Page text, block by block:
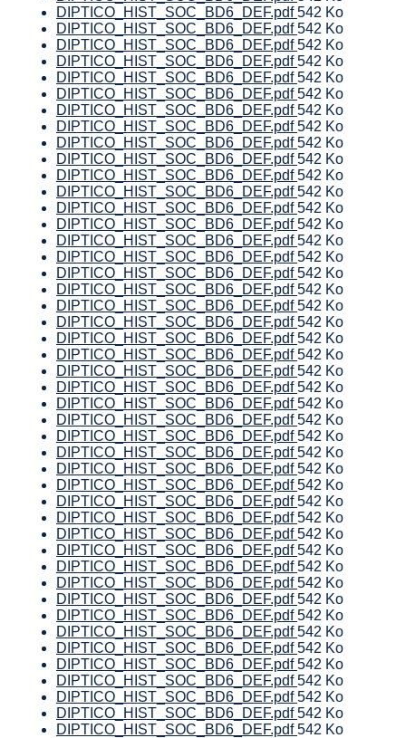
DIPTICO_HIST_SOC_BD6_DEF.pdf542 Ko
DIPTICO_HIST_SOC_BD6_DEF.pdf542 Ko
DIPTICO_HIST_SOC_BD6_DEF.pdf542 Ko
DIPTICO_HIST_SOC_BD6_DEF.pdf542 Ko
DIPTICO_HIST_SOC_BD6_DEF.pdf542 Ko
DIPTICO_HIST_SOC_BD6_DEF.pdf542 Ko
DIPTICO_HIST_SOC_BD6_DEF.pdf542 Ko
DIPTICO_HIST_SOC_BD6_DEF.pdf542 Ko
DIPTICO_HIST_SOC_BD6_DEF.pdf542 Ko
DIPTICO_HIST_SOC_BD6_DEF.pdf542 Ko
DIPTICO_HIST_SOC_BD6_DEF.pdf542 Ko
DIPTICO_HIST_SOC_BD6_DEF.pdf542 Ko
DIPTICO_HIST_SOC_BD6_DEF.pdf542 Ko
DIPTICO_HIST_SOC_BD6_DEF.pdf542 Ko
DIPTICO_HIST_SOC_BD6_DEF.pdf542 Ko
DIPTICO_HIST_SOC_BD6_DEF.pdf542 Ko
DIPTICO_HIST_SOC_BD6_DEF.pdf542 Ko
DIPTICO_HIST_SOC_BD6_DEF.pdf542 Ko
DIPTICO_HIST_SOC_BD6_DEF.pdf542 Ko
DIPTICO_HIST_SOC_BD6_DEF.pdf542 Ko
DIPTICO_HIST_SOC_BD6_DEF.pdf542 Ko
DIPTICO_HIST_SOC_BD6_DEF.pdf542 Ko
DIPTICO_HIST_SOC_BD6_DEF.pdf542 Ko
DIPTICO_HIST_SOC_BD6_DEF.pdf542 Ko
DIPTICO_HIST_SOC_BD6_DEF.pdf542 Ko
DIPTICO_HIST_SOC_BD6_DEF.pdf542 Ko
DIPTICO_HIST_SOC_BD6_DEF.pdf542 Ko
DIPTICO_HIST_SOC_BD6_DEF.pdf542 Ko
DIPTICO_HIST_SOC_BD6_DEF.pdf542 Ko
DIPTICO_HIST_SOC_BD6_DEF.pdf542 Ko
DIPTICO_HIST_SOC_BD6_DEF.pdf542 Ko
DIPTICO_HIST_SOC_BD6_DEF.pdf542 Ko
DIPTICO_HIST_SOC_BD6_DEF.pdf542 Ko
DIPTICO_HIST_SOC_BD6_DEF.pdf542 Ko
DIPTICO_HIST_SOC_BD6_DEF.pdf542 Ko
DIPTICO_HIST_SOC_BD6_DEF.pdf542 Ko
DIPTICO_HIST_SOC_BD6_DEF.pdf542 Ko
DIPTICO_HIST_SOC_BD6_DEF.pdf542 Ko
DIPTICO_HIST_SOC_BD6_DEF.pdf542 Ko
DIPTICO_HIST_SOC_BD6_DEF.pdf542 Ko
DIPTICO_HIST_SOC_BD6_DEF.pdf542 Ko
DIPTICO_HIST_SOC_BD6_DEF.pdf542 Ko
DIPTICO_HIST_SOC_BD6_DEF.pdf542 Ko
DIPTICO_HIST_SOC_BD6_DEF.pdf542 Ko
DIPTICO_HIST_SOC_BD6_DEF.pdf542 Ko